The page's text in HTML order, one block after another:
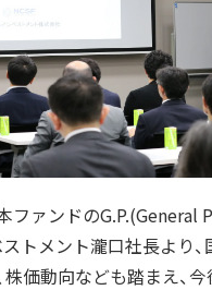
ファンドのG.P.(General
トメント瀧口社長より、
株価動向なども踏まえ、